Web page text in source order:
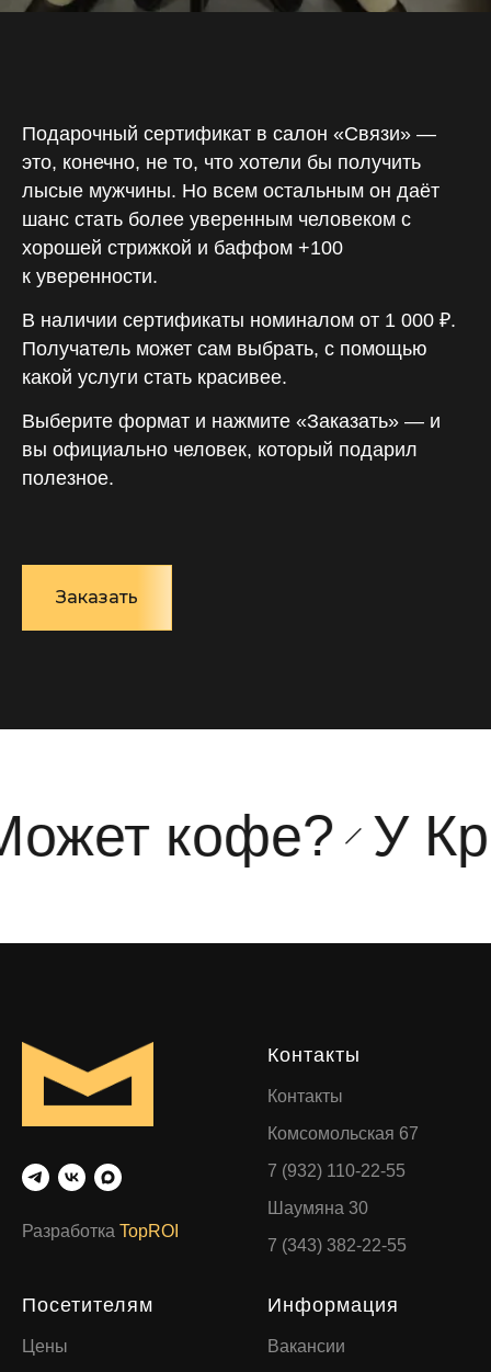
Подарочный сертификат в салон «Связи» —
это, конечно, не то, что хотели бы получить
лысые мужчины. Но всем остальным он даёт
шанс стать более уверенным человеком с
хорошей стрижкой и баффом +100
к уверенности.
В наличии сертификаты номиналом от 1 000 ₽.
Получатель может сам выбрать, с помощью
какой услуги стать красивее.
Выберите формат и нажмите «Заказать» — и
вы официально человек, который подарил
полезное.
Заказать
кофе? У
Разработка TopROI
Контакты
Контакты
Комсомольская 67
7 (932) 110-22-55
Шаумяна 30
7 (343) 382-22-55
Посетителям
Цены
Информация
Вакансии